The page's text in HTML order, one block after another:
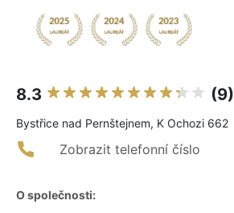
8.3 (9)
Bystřice nad Pernštejnem, K Ochozi 662
Zobrazit telefonní číslo
O společnosti: